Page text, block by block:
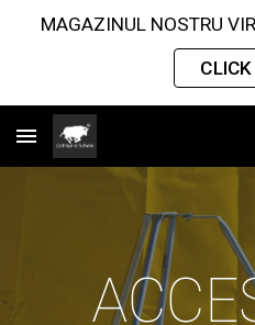
MAGAZINUL NOSTRU